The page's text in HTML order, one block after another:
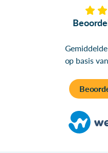
op basis van